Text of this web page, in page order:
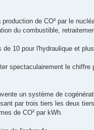
de CO² par le
du combustible,
10 pour l'hydraulique et
spectaculairement le chiffre
un système de
par trois tiers les deux
de CO² par kWh.